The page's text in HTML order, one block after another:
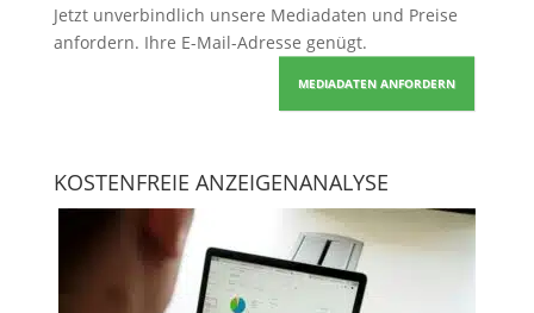
Jetzt unverbindlich unsere Mediadaten und Preise
anfordern. Ihre E-Mail-Adresse genügt.
MEDIADATEN ANFORDERN
KOSTENFREIE ANZEIGENANALYSE